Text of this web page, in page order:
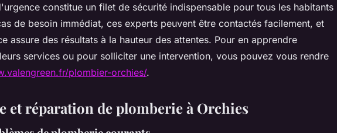
constitue un filet de sécurité indispensable pour tous les habitants
de besoin immédiat, ces experts peuvent être contactés facilement, et
assure des résultats à la hauteur des attentes. Pour en apprendre
services ou pour solliciter une intervention, vous pouvez vous rendre
plombier-orchies/.
et réparation de plomberie à Orchies